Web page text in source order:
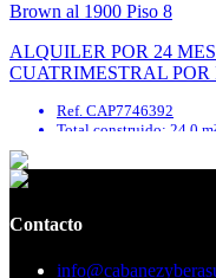
Brown al 1900 Piso 8
ALQUILER POR 24
CUATRIMESTRAL POR
al contrafrente muy
Ref. CAP7746392
Total construido: 24.0
Contacto